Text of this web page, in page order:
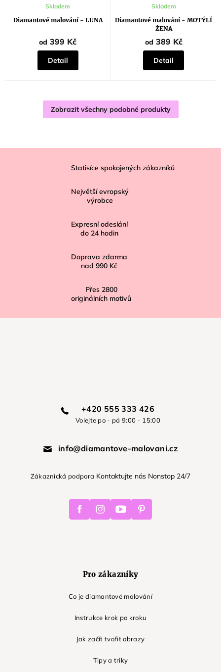
Diamantové malování - LUNA
Skladem
od 399 Kč
Detail
Diamantové malování - MOTÝLÍ
ŽENA
Průměrné
produktu
je
5,0
z
5
hvězdiček.
Skladem
od 389 Kč
Detail
Zobrazit všechny podobné produkty
Statisíce spokojených zákazníků
Největší evropský
výrobce
Expresní odeslání
do 24 hodin
Doprava zdarma
nad 990 Kč
Přes 2800
originálních motivů
+420 555 333 426
Volejte po - pá 9:00 - 15:00
info@diamantove-malovani.cz
Zákaznická podpora Kontaktujte nás Nonstop 24/7
FacebookInstagramYoutube Pinterest
Pro zákazníky
Co je diamantové malování
Instrukce krok po kroku
Jak začít tvořit obrazy
Tipy a triky